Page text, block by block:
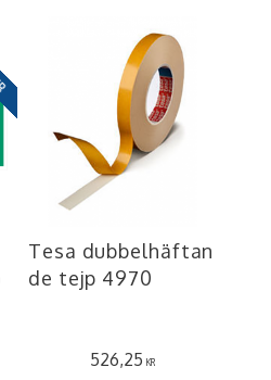
Tesa dubbelhäftan
de tejp 4970
526,25 KR